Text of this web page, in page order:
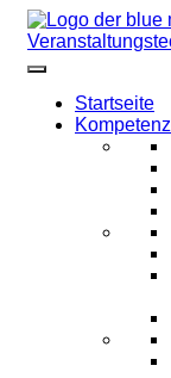
Startseite